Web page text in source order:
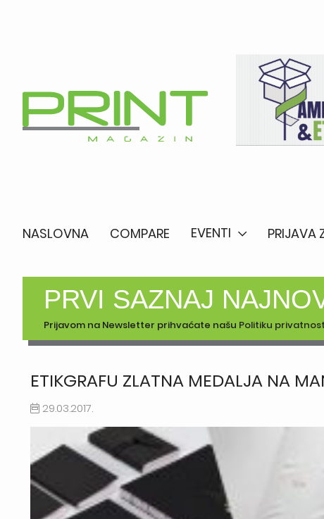
NASLOVNA COMPARE EVENTI PRIJAVA
PRVI SAZNAJ
Prijavom na Newsletter prihvaćate našu Politiku
ETIKGRAFU ZLATNA MEDALJA NA
29.03.2017.